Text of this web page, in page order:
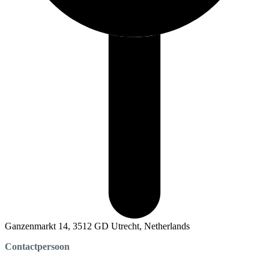
Ganzenmarkt 14, 3512 GD Utrecht, Netherlands
Contactpersoon